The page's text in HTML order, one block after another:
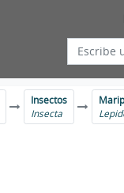
Insectos
Insecta